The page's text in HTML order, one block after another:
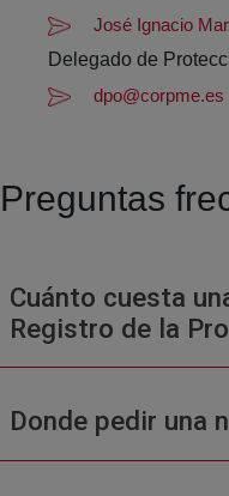
José Ignacio
Delegado de
dpo@corpme.es
Preguntas
Cuánto cuesta
Registro de la
Donde pedir una